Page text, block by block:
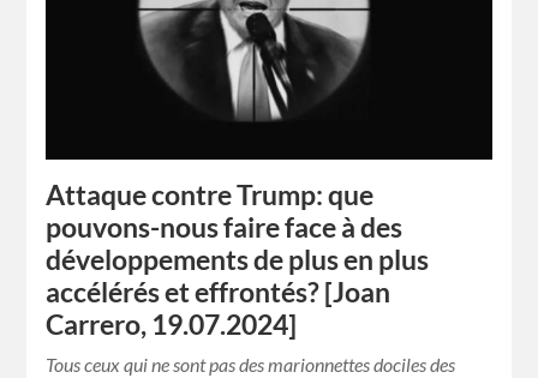
Attaque contre Trump: que
pouvons-nous faire face à des
développements de plus en plus
accélérés et effrontés? [Joan
Carrero, 19.07.2024]
Tous ceux qui ne sont pas des marionnettes dociles des